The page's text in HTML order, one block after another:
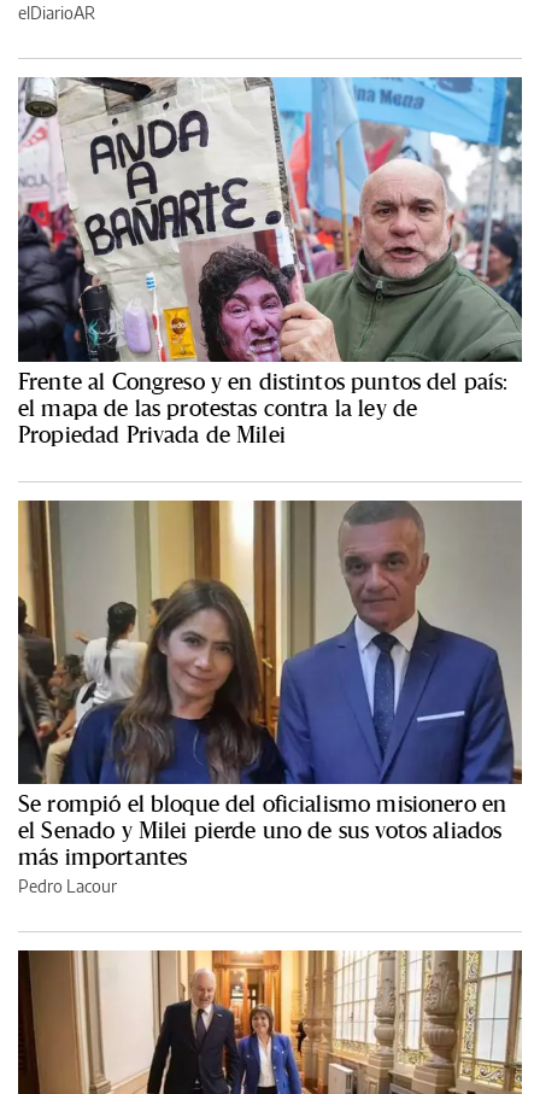
elDiarioAR
Frente al Congreso y en distintos puntos del país:
el mapa de las protestas contra la ley de
Propiedad Privada de Milei
Se rompió el bloque del oficialismo misionero en
el Senado y Milei pierde uno de sus votos aliados
más importantes
Pedro Lacour